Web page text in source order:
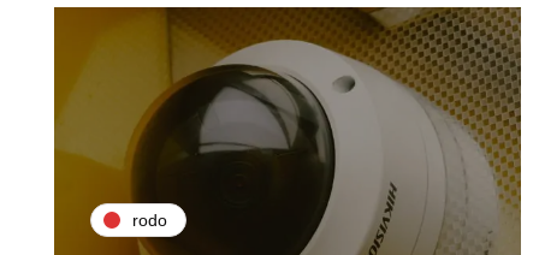
rodo